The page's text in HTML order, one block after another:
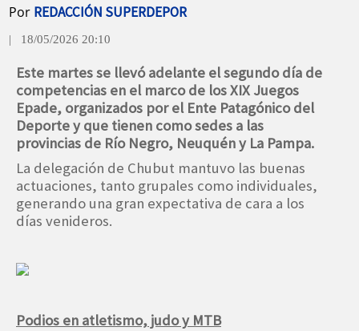
Por REDACCIÓN SUPERDEPOR
| 18/05/2026 20:10
Este martes se llevó adelante el segundo día de
competencias en el marco de los XIX Juegos
Epade, organizados por el Ente Patagónico del
Deporte y que tienen como sedes a las
provincias de Río Negro, Neuquén y La Pampa.
La delegación de Chubut mantuvo las buenas
actuaciones, tanto grupales como individuales,
generando una gran expectativa de cara a los
días venideros.
Podios en atletismo, judo y MTB